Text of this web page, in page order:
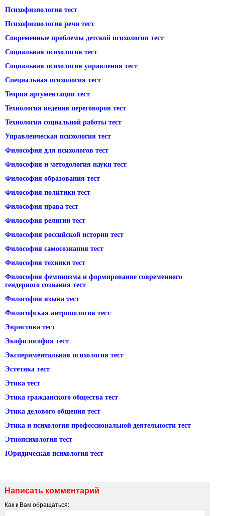
Психофизиология тест
Психофизиология речи тест
Современные проблемы детской психологии тест
Социальная психология тест
Социальная психология управления тест
Специальная психология тест
Теория аргументации тест
Технология ведения переговоров тест
Технология социальной работы тест
Управленческая психология тест
Философия для психологов тест
Философия и методология науки тест
Философия образования тест
Философия политики тест
Философия права тест
Философия религии тест
Философия российской истории тест
Философия самосознания тест
Философия техники тест
Философия феминизма и формирование современного
гендерного сознания тест
Философия языка тест
Философская антропология тест
Эвристика тест
Экофилософия тест
Экспериментальная психология тест
Эстетика тест
Этика тест
Этика гражданского общества тест
Этика делового общения тест
Этика и психология профессиональной деятельности тест
Этнопсихология тест
Юридическая психология тест
Написать комментарий
Как к Вам обращаться: